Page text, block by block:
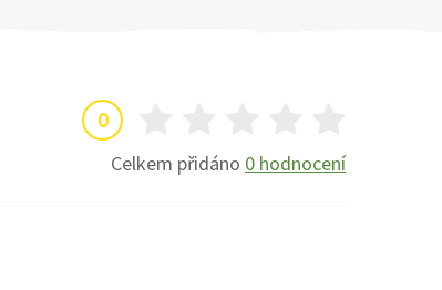
0
Celkem přidáno 0 hodnocení